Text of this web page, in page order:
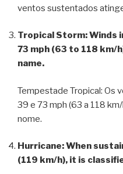
ventos sustentados
Tropical Storm: Winds
73 mph (63 to 118 km/
name.
Tempestade Tropical: Os
39 e 73 mph (63 a 118
nome.
Hurricane: When
(119 km/h), it is